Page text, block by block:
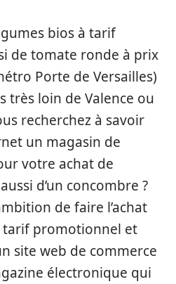
bios à tarif
de tomate ronde à prix
Porte de Versailles)
très loin de Valence ou
recherchez à savoir
un magasin de
votre achat de
d’un concombre ?
de faire l’achat
tarif promotionnel et
site web de commerce
électronique qui